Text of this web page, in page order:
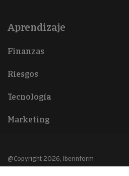
Aprendizaje
Finanzas
Riesgos
Tecnología
Marketing
@Copyright 2026, Iberinform